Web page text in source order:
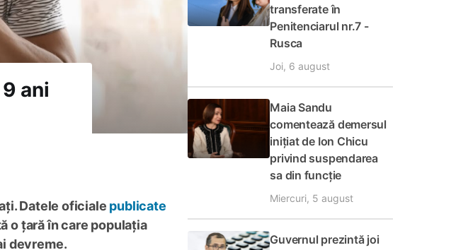
ani
Datele oficiale publicate
o țară în care populația
devreme.
transferate în
Penitenciarul nr.7 -
Rusca
Joi, 6 august
Maia Sandu
comentează demersul
inițiat de Ion Chicu
privind suspendarea
sa din funcție
Miercuri, 5 august
Guvernul prezintă joi